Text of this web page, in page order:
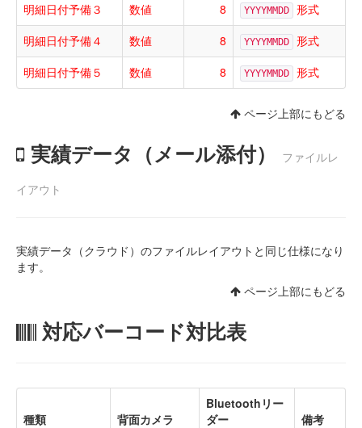
明細日付予備３
数値 8 YYYYMMDD
形式
明細日付予備４
数値 8 YYYYMMDD
形式
明細日付予備５
数値 8 YYYYMMDD 形式
ページ上部にもどる
実績データ（メール添付）
ファイルレ
イアウト
実績データ（クラウド）のファイルレイアウトと同じ仕様になり
ます。
ページ上部にもどる
対応バーコード対比表
種類 背面カメラ
Bluetoothリー
ダー
備考